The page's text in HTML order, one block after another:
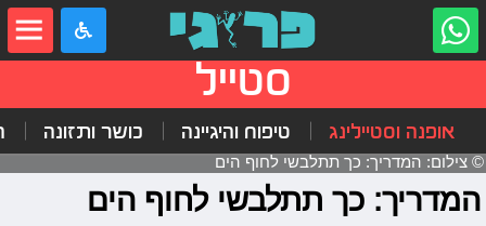
סטייל
אופנה וסטיילינג טיפוח והיגיינה כושר ותזונה
© צילום: המדריך: כך תתלבשי לחוף הים
המדריך: כך תתלבשי לחוף הים